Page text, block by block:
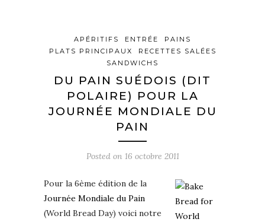
APÉRITIFS ENTRÉE
PAINS
PLATS PRINCIPAUX
RECETTES SALÉES
SANDWICHS
DU PAIN SUÉDOIS (DIT
POLAIRE) POUR LA
JOURNÉE MONDIALE DU
PAIN
Posted on 16 octobre 2011
Pour la 6ème édition de la
Journée Mondiale du Pain
(World Bread Day) voici notre